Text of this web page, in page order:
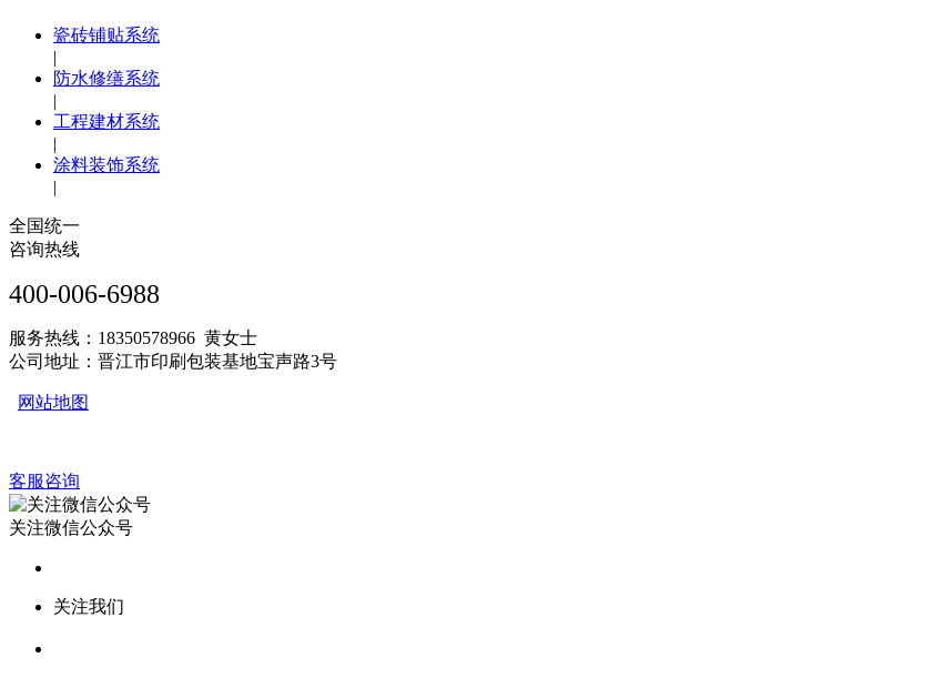
瓷砖铺贴系统
|
防水修缮系统
|
工程建材系统
|
涂料装饰系统
|
全国统一
咨询热线
400-006-6988
服务热线：18350578966 黄女士
公司地址：晋江市印刷包装基地宝声路3号
网站地图
客服咨询
关注微信公众号
关注我们